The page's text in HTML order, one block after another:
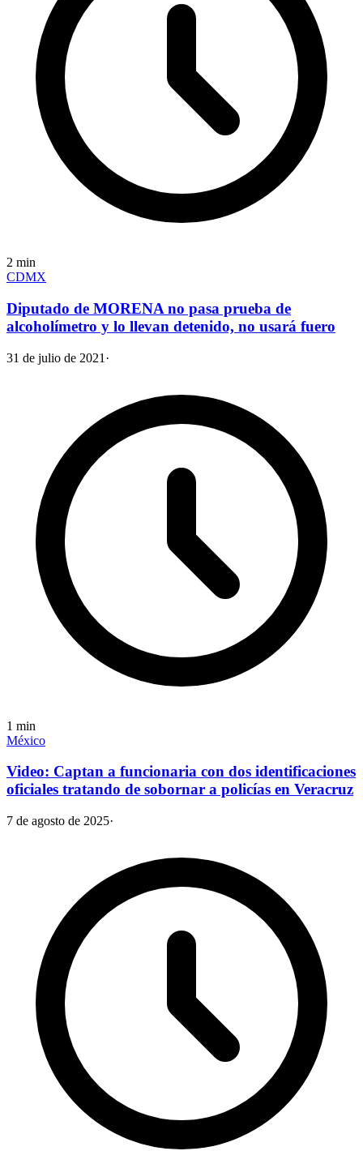
2 min
CDMX
Diputado de MORENA no pasa prueba de
alcoholímetro y lo llevan detenido, no usará fuero
31 de julio de 2021 ·
1 min
México
Video: Captan a funcionaria con dos identificaciones
oficiales tratando de sobornar a policías en Veracruz
7 de agosto de 2025·